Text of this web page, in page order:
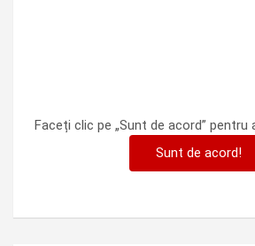
Faceți clic pe „Sunt de acord” pentru
Sunt de acord!